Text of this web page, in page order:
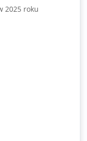
2025 roku